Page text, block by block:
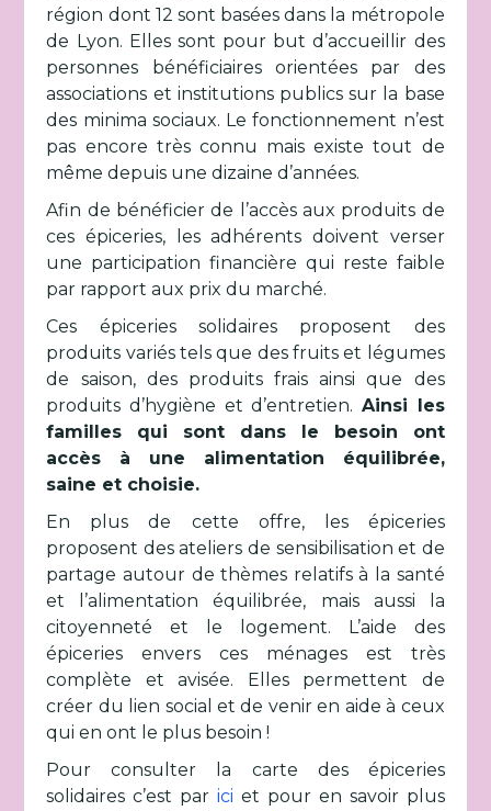
région dont 12 sont basées dans la métropole
de Lyon. Elles sont pour but d’accueillir des
personnes bénéficiaires orientées par des
associations et institutions publics sur la base
des minima sociaux. Le fonctionnement n’est
pas encore très connu mais existe tout de
même depuis une dizaine d’années.
Afin de bénéficier de l’accès aux produits de
ces épiceries, les adhérents doivent verser
une participation financière qui reste faible
par rapport aux prix du marché.
Ces épiceries solidaires proposent des
produits variés tels que des fruits et légumes
de saison, des produits frais ainsi que des
produits d’hygiène et d’entretien. Ainsi les
familles qui sont dans le besoin ont
accès à une alimentation équilibrée,
saine et choisie.
En plus de cette offre, les épiceries
proposent des ateliers de sensibilisation et de
partage autour de thèmes relatifs à la santé
et l’alimentation équilibrée, mais aussi la
citoyenneté et le logement. L’aide des
épiceries envers ces ménages est très
complète et avisée. Elles permettent de
créer du lien social et de venir en aide à ceux
qui en ont le plus besoin !
Pour consulter la carte des épiceries
solidaires c’est parici et pour en savoir plus